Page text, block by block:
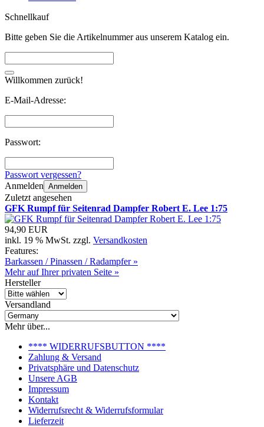
Schnellkauf
Bitte geben Sie die Artikelnummer aus unserem Katalog ein.
Willkommen zurück!
E-Mail-Adresse:
Passwort:
Passwort vergessen?
Anmelden Anmelden
Zuletzt angesehen
GFK Rumpf für Seitenrad Dampfer Robert E. Lee 1:75
94,90 EUR
inkl. 19 % MwSt. zzgl. Versandkosten
Features:
Barkassen / Pinassen / Radampfer »
Mehr auf Ihrer privaten Seite »
Hersteller
Versandland
Mehr über...
**** WIDERRUFSBUTTON ****
Zahlung & Versand
Privatsphäre und Datenschutz
Unsere AGB
Impressum
Kontakt
Widerrufsrecht & Widerrufsformular
Lieferzeit